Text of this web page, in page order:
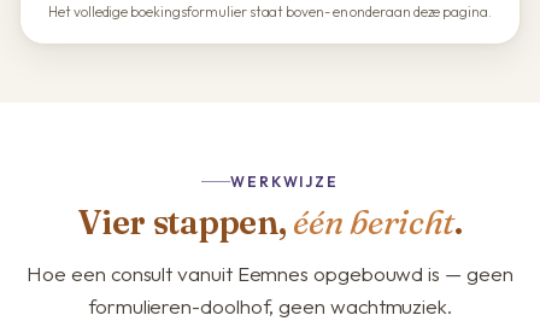
Het volledige boekingsformulier staat boven- en onderaan deze pagina.
WERKWIJZE
Vier stappen, één bericht.
Hoe een consult vanuit Eemnes opgebouwd is — geen
formulieren-doolhof, geen wachtmuziek.